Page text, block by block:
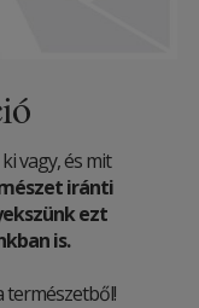
vagy, és mit
iránti
ezt
is.
természetből!